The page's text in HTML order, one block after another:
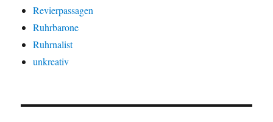
Revierpassagen
Ruhrbarone
Ruhrnalist
unkreativ